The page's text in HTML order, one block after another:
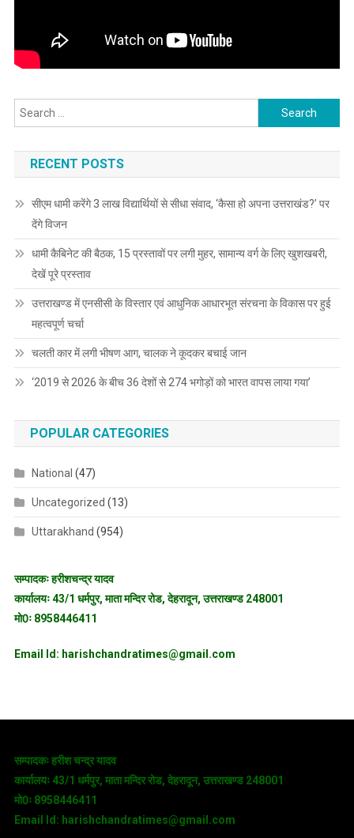
Search
for:
RECENT POSTS
सीएम धामी करेंगे 3 लाख विद्यार्थियों से सीधा संवाद, ‘कैसा हो अपना उत्तराखंड?’ पर
देंगे विजन
धामी कैबिनेट की बैठक, 15 प्रस्तावों पर लगी मुहर, सामान्य वर्ग के लिए खुशखबरी,
देखें पूरे प्रस्ताव
उत्तराखण्ड में एनसीसी के विस्तार एवं आधुनिक आधारभूत संरचना के विकास पर हुई
महत्वपूर्ण चर्चा
चलती कार में लगी भीषण आग, चालक ने कूदकर बचाई जान
‘2019 से 2026 के बीच 36 देशों से 274 भगोड़ों को भारत वापस लाया गया’
POPULAR CATEGORIES
National (47)
Uncategorized (13)
Uttarakhand (954)
सम्पादकः हरीशचन्द्र यादव
कार्यालयः 43/1 धर्मपुर, माता मन्दिर रोड, देहरादून, उत्तराखण्ड 248001
मो0ः 8958446411
Email Id: harishchandratimes@gmail.com
सम्पादकः हरीश चन्द्र यादव
कार्यालयः 43/1 धर्मपुर, माता मन्दिर रोड, देहरादून, उत्तराखण्ड 248001
मो0ः 8958446411
Email Id: harishchandratimes@gmail.com